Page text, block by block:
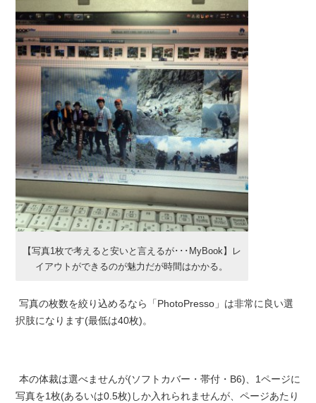
【写真1枚で考えると安いと言えるが･･･MyBook】レ
イアウトができるのが魅力だが時間はかかる。
写真の枚数を絞り込めるなら「PhotoPresso」は非常に良い選
択肢になります(最低は40枚)。
本の体裁は選べませんが(ソフトカバー・帯付・B6)、1ページに
写真を1枚(あるいは0.5枚)しか入れられませんが、ページあたり